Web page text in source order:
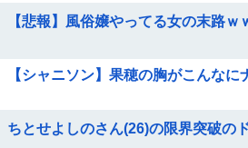
【悲報】風俗嬢やってる女の末路ｗ
【シャニソン】果穂の胸がこんな
ちとせよしのさん(26)の限界突破の